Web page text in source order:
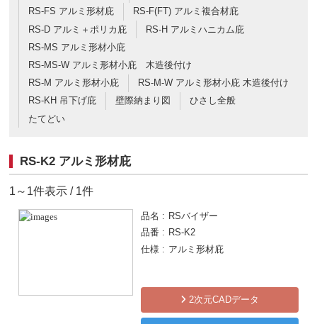
RS-FS アルミ形材庇
RS-F(FT) アルミ複合材庇
RS-D アルミ＋ポリカ庇
RS-H アルミハニカム庇
RS-MS アルミ形材小庇
RS-MS-W アルミ形材小庇 木造後付け
RS-M アルミ形材小庇
RS-M-W アルミ形材小庇 木造後付け
RS-KH 吊下げ庇
壁際納まり図
ひさし全般
たてどい
RS-K2 アルミ形材庇
1～1件表示 / 1件
品名
RSバイザー
品番
RS-K2
仕様
アルミ形材庇
2次元CADデータ